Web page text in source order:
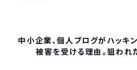
中小企業、個人ブログがハッキン
被害を受ける理由。狙われ